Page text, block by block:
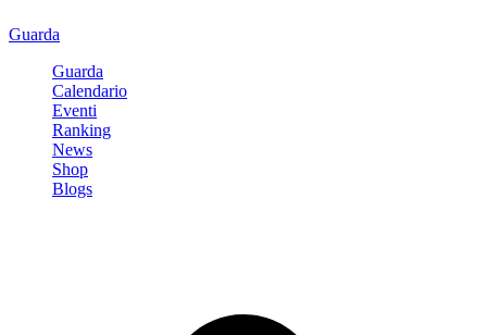
Guarda
Guarda
Calendario
Eventi
Ranking
News
Shop
Blogs